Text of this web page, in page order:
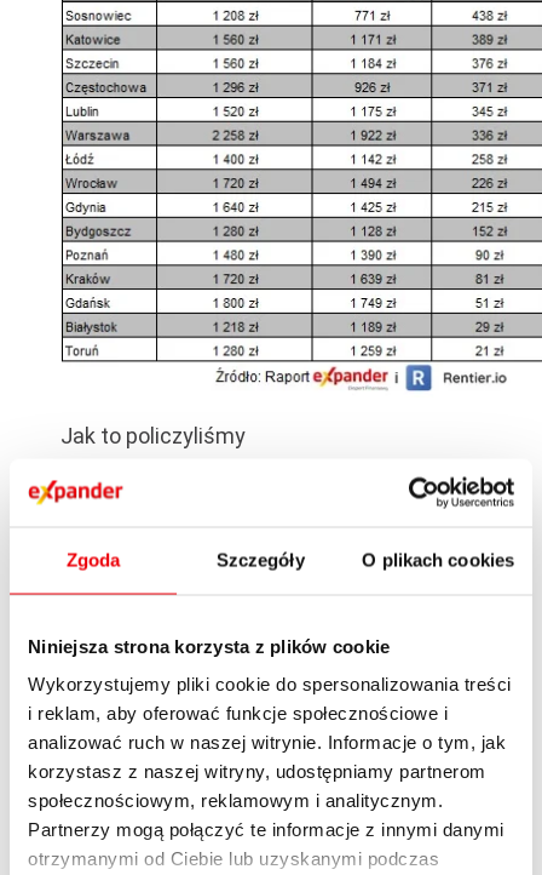
Zgoda Szczegóły O plikach cookies
Niniejsza strona korzysta z plików cookie
Wykorzystujemy pliki cookie do spersonalizowania treści
i reklam, aby oferować funkcje społecznościowe i
analizować ruch w naszej witrynie. Informacje o tym, jak
korzystasz z naszej witryny, udostępniamy partnerom
społecznościowym, reklamowym i analitycznym.
Partnerzy mogą połączyć te informacje z innymi danymi
otrzymanymi od Ciebie lub uzyskanymi podczas
Jak to policzyliśmy
629 ogłoszeń cen najmu oraz 35 349
nas rentowność jest wartością brutto, czyli
przed odliczeniem odpowiednich podatków
uwzględniono m.in. kosztów ewentualnego
kredytu, zaciąganego na zakup mieszkania,
kosztów okresowych napraw i remontów,
kosztów umów notarialnych, opłat
sądowych, prowizji i opłat dla pośredników.
Takie koszty mają charakter indywidualny w
odniesieniu do konkretnej nieruchomości.